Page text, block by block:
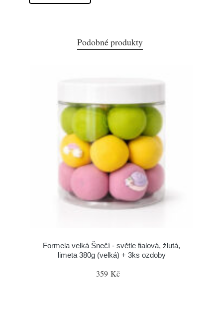
Podobné produkty
Formela velká Šnečí - světle fialová, žlutá,
limeta 380g (velká) + 3ks ozdoby
359 Kč